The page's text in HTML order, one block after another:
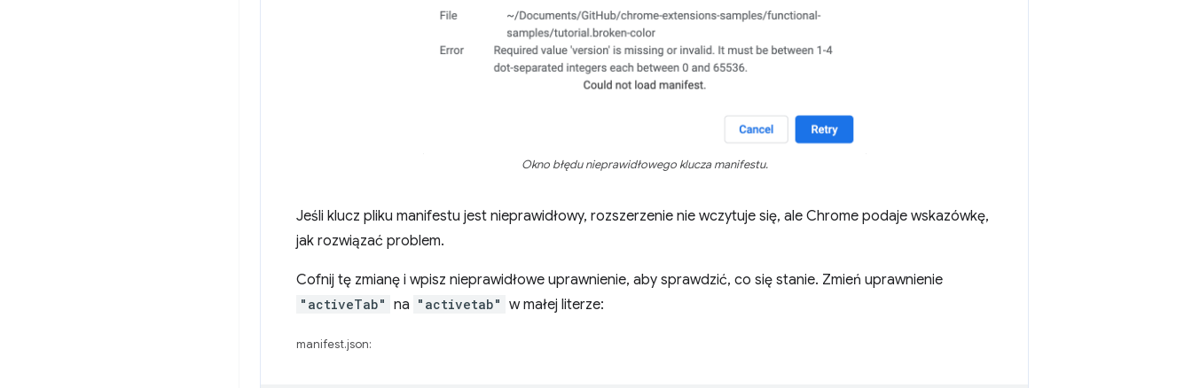
Okno błędu nieprawidłowego klucza manifestu.
Jeśli klucz pliku manifestu jest nieprawidłowy, rozszerzenie nie wczytuje się, ale Chrome podaje wskazówkę,
jak rozwiązać problem.
Cofnij tę zmianę i wpisz nieprawidłowe uprawnienie, aby sprawdzić, co się stanie. Zmień uprawnienie
"activeTab" na "activetab" w małej literze:
manifest.json: